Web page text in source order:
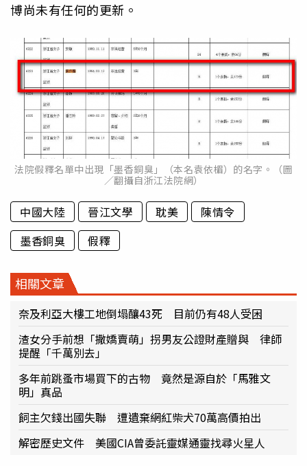
博尚未有任何的更新。
法院假釋名單中出現「墨香銅臭」（本名袁依楣）的名字。（圖
／翻攝自浙江法院網）
中國大陸 晉江文學 耽美
陳情令
墨香銅臭
假釋
相關文章
奈及利亞大樓工地倒塌釀43死 目前仍有48人受困
渣女分手前想「撒嬌賣萌」拐男友公證財產贈與 律師
提醒「千萬別去」
多年前跳蚤市場買下的古物 竟然是源自於「馬雅文
明」真品
飼主欠錢出國失聯 遭遺棄網紅柴犬70萬高價拍出
解密歷史文件 美國CIA曾委託靈媒通靈找尋火星人